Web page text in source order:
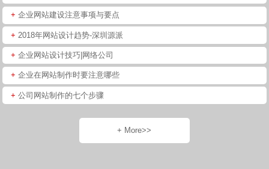
+ 企业网站建设注意事项与要点
+ 2018年网站设计趋势-深圳源派
+ 企业网站设计技巧|网络公司
+ 企业在网站制作时要注意哪些
+ 公司网站制作的七个步骤
+ More>>